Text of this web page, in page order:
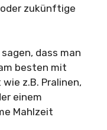
zukünftige
dass man
besten mit
z.B. Pralinen,
einem
Mahlzeit